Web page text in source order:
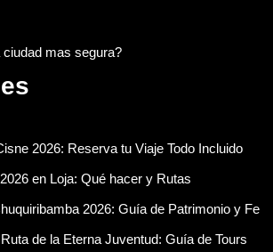
mas segura?
2026: Reserva tu Viaje Todo Incluido
en Loja: Qué hacer y Rutas
2026: Guía de Patrimonio y Fe
de la Eterna Juventud: Guía de Tours